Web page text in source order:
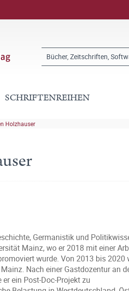
SCHRIFTENREIHEN
Holzhauser
Germanistik und
Mainz, wo er 2018 mit einer
wurde. Von 2013 bis 2020
Nach einer Gastdozentur an
ein Post-Doc-Projekt zu